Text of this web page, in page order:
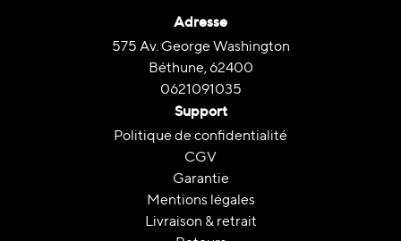
Adresse
575 Av. George Washington
Béthune, 62400
0621091035
Support
Politique de confidentialité
CGV
Garantie
Mentions légales
Livraison & retrait